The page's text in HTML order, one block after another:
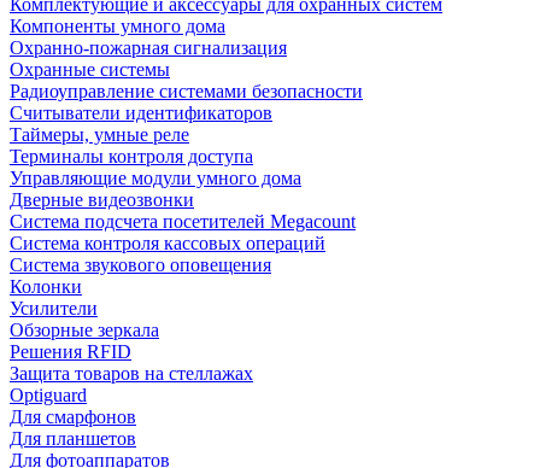
Комплектующие и аксессуары для охранных систем
Компоненты умного дома
Охранно-пожарная сигнализация
Охранные системы
Радиоуправление системами безопасности
Считыватели идентификаторов
Таймеры, умные реле
Терминалы контроля доступа
Управляющие модули умного дома
Дверные видеозвонки
Система подсчета посетителей Megacount
Система контроля кассовых операций
Система звукового оповещения
Колонки
Усилители
Обзорные зеркала
Решения RFID
Защита товаров на стеллажах
Optiguard
Для смарфонов
Для планшетов
Для фотоаппаратов